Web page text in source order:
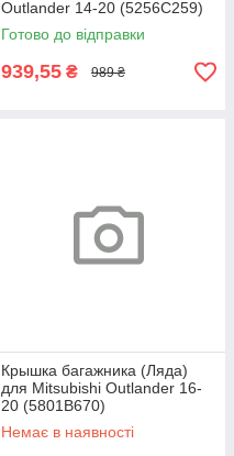
Outlander 14-20 (5256C259)
Готово до відправки
939,55 ₴ 989 ₴
Крышка багажника (Ляда)
для Mitsubishi Outlander 16-
20 (5801B670)
Немає в наявності